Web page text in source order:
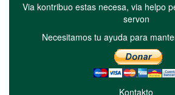
Via kontribuo estas necesa, via helpo
servon
Necesitamos tu ayuda para
Kontakto